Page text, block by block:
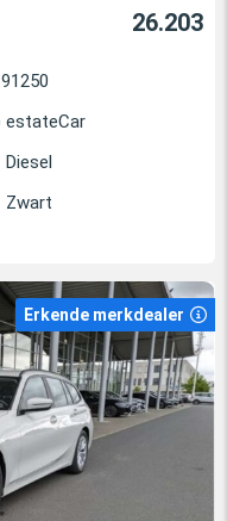
26.203
91250
estateCar
Diesel
Zwart
Erkende merkdealer